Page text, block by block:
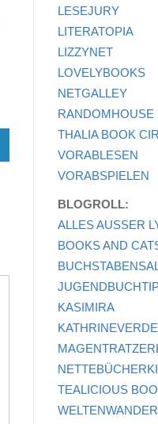
LESEJURY
LITERATOPIA
LIZZYNET
LOVELYBOOKS
NETGALLEY
RANDOMHOUSE
THALIA BOOK
VORABLESEN
VORABSPIELEN
BLOGROLL:
ALLES AUSSER
BOOKS AND
KASIMIRA
TEALICIOUS